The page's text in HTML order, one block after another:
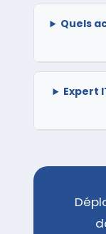
Quels
Expert